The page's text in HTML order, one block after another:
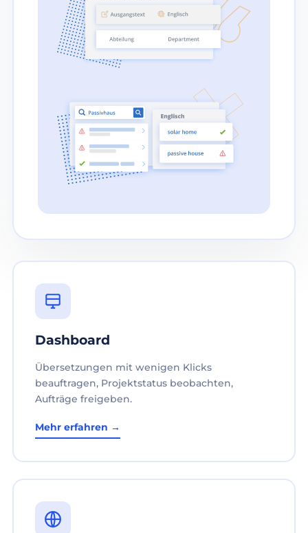
Dashboard
Übersetzungen mit wenigen Klicks
beauftragen, Projektstatus beobachten,
Aufträge freigeben.
Mehr erfahren →